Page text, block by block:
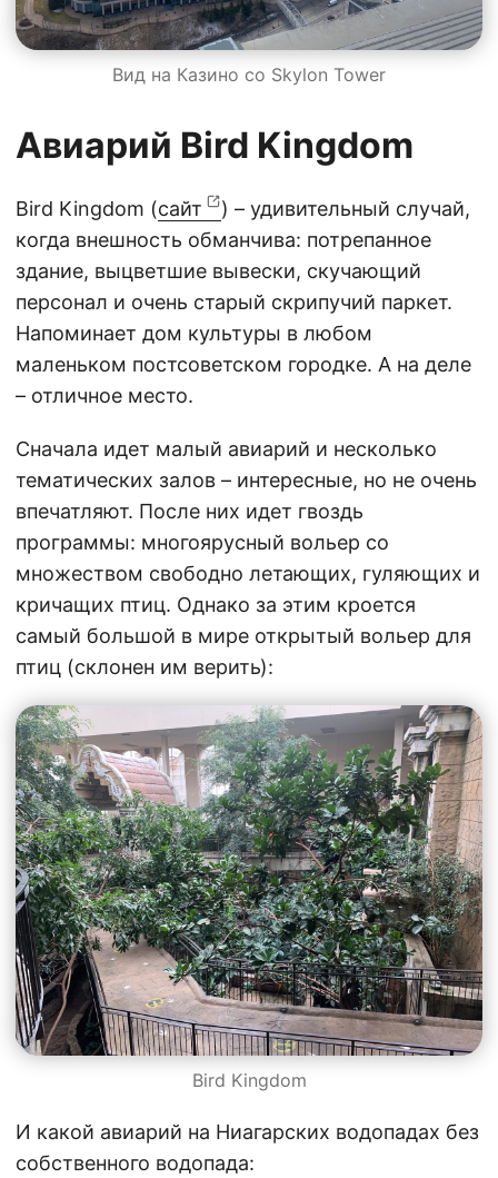
Вид на Казино со Skylon Tower
Авиарий Bird Kingdom
Bird Kingdom (сайт
) – удивительный случай,
когда внешность обманчива: потрепанное
здание, выцветшие вывески, скучающий
персонал и очень старый скрипучий паркет.
Напоминает дом культуры в любом
маленьком постсоветском городке. А на деле
– отличное место.
Сначала идет малый авиарий и несколько
тематических залов – интересные, но не очень
впечатляют. После них идет гвоздь
программы: многоярусный вольер со
множеством свободно летающих, гуляющих и
кричащих птиц. Однако за этим кроется
самый большой в мире открытый вольер для
птиц (склонен им верить):
Bird Kingdom
И какой авиарий на Ниагарских водопадах без
собственного водопада: